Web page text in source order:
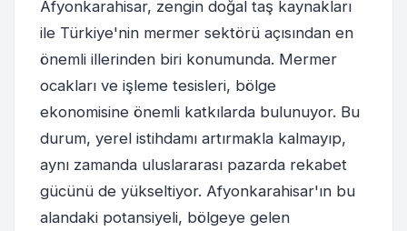
Afyonkarahisar, zengin doğal taş kaynakları
ile Türkiye'nin mermer sektörü açısından en
önemli illerinden biri konumunda. Mermer
ocakları ve işleme tesisleri, bölge
ekonomisine önemli katkılarda bulunuyor. Bu
durum, yerel istihdamı artırmakla kalmayıp,
aynı zamanda uluslararası pazarda rekabet
gücünü de yükseltiyor. Afyonkarahisar'ın bu
alandaki potansiyeli, bölgeye gelen